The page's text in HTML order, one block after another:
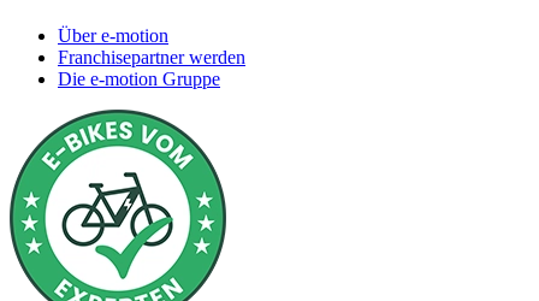
Über e-motion
Franchisepartner werden
Die e-motion Gruppe